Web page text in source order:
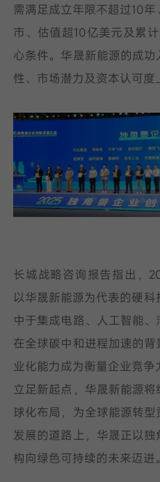
需满足成立年限不超过10
市、估值超10亿美元及累
心条件。华晟新能源的成
性、市场潜力及资本认可度
长城战略咨询报告指出，
以华晟新能源为代表的硬
中于集成电路、人工智能、
在全球碳中和进程加速的
业化能力成为衡量企业竞争
立足新起点，华晟新能源
球化布局，为全球能源转
发展的道路上，华晟正以
构向绿色可持续的未来迈进。